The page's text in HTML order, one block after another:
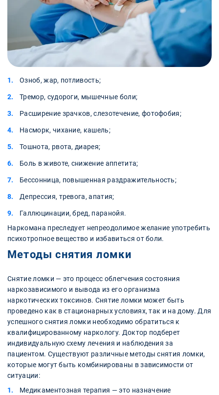
Озноб, жар, потливость;
Тремор, судороги, мышечные боли;
Расширение зрачков, слезотечение, фотофобия;
Насморк, чихание, кашель;
Тошнота, рвота, диарея;
Боль в животе, снижение аппетита;
Бессонница, повышенная раздражительность;
Депрессия, тревога, апатия;
Галлюцинации, бред, паранойя.
Наркомана преследует непреодолимое желание употребить
психотропное вещество и избавиться от боли.
Методы снятия ломки
Снятие ломки — это процесс облегчения состояния
наркозависимого и вывода из его организма
наркотических токсинов. Снятие ломки может быть
проведено как в стационарных условиях, так и на дому. Для
успешного снятия ломки необходимо обратиться к
квалифицированному наркологу. Доктор подберет
индивидуальную схему лечения и наблюдения за
пациентом. Существуют различные методы снятия ломки,
которые могут быть комбинированы в зависимости от
ситуации:
Медикаментозная терапия — это назначение